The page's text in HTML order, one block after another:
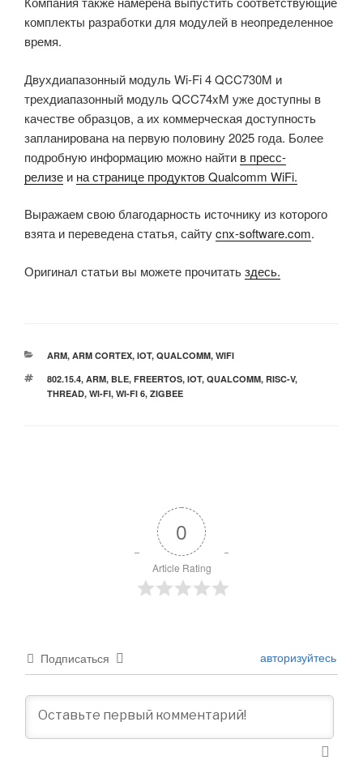
комплекты разработки для модулей в неопределенное
время.
Двухдиапазонный модуль Wi-Fi 4 QCC730M и
трехдиапазонный модуль QCC74xM уже доступны в
качестве образцов, а их коммерческая доступность
запланирована на первую половину 2025 года. Более
подробную информацию можно найти в пресс-
релизе и на странице продуктов Qualcomm WiFi.
Выражаем свою благодарность источнику из которого
взята и переведена статья, сайтуcnx-software.com.
Оригинал статьи вы можете прочитатьздесь.
РУБРИКИ
ARM, ARM CORTEX, IOT, QUALCOMM, WIFI
МЕТКИ
802.15.4, ARM, BLE, FREERTOS, IOT, QUALCOMM, RISC-V,
THREAD, WI-FI, WI-FI 6, ZIGBEE
0
Article Rating
Подписаться авторизуйтесь